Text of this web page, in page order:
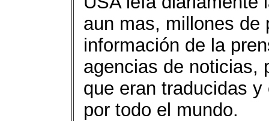
aun mas, millones de
información de la
agencias de noticias,
que eran traducidas
por todo el mundo.